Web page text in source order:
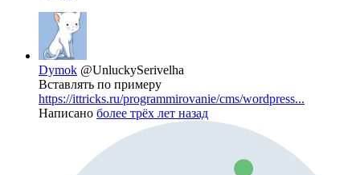
Dymok @UnluckySerivelha
Вставлять по примеру
https://ittricks.ru/programmirovanie/cms/wordpress...
Написано более трёх лет назад